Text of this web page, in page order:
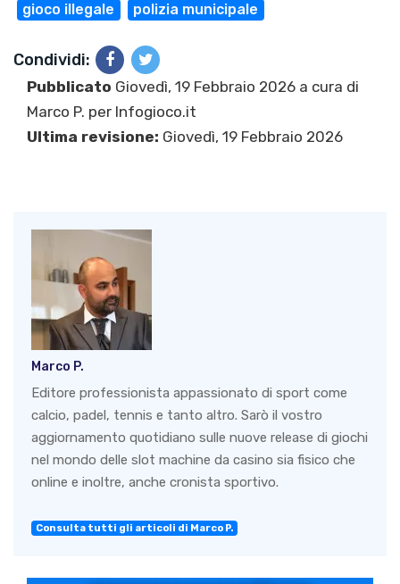
gioco illegale
polizia municipale
Condividi:
Pubblicato Giovedì, 19 Febbraio 2026 a cura di
Marco P. per Infogioco.it
Ultima revisione: Giovedì, 19 Febbraio 2026
Marco P.
Editore professionista appassionato di sport come
calcio, padel, tennis e tanto altro. Sarò il vostro
aggiornamento quotidiano sulle nuove release di giochi
nel mondo delle slot machine da casino sia fisico che
online e inoltre, anche cronista sportivo.
Consulta tutti gli articoli di Marco P.